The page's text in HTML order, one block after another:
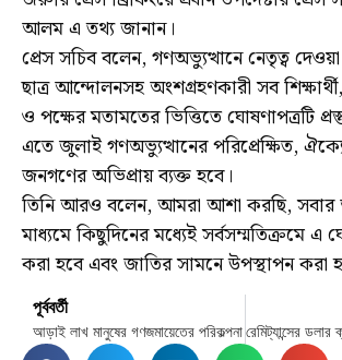
আলম এ তথ্য জানান।
প্রেস সচিব বলেন, গণঅভ্যুত্থানে নেতৃত্ব
ছাত্র আন্দোলনসহ অংশগ্রহণকারী সব
ও পক্ষের মতামতের ভিত্তিতে ঘোষণাপত্রটি
এতে জুলাই গণঅভ্যুত্থানের পরিপ্রেক্ষিত,
জনগণের অভিপ্রায় ব্যক্ত হবে।
তিনি আরও বলেন, আমরা আশা করছি, সবার
মাধ্যমে কিছুদিনের মধ্যেই সর্বসম্মতিক্রমে এ
করা হবে এবং জাতির সামনে উপস্থাপন করা
পূর্ববর্তী
আড়াই লাখ মানুষের গণজমায়েতের পরিকল্পনা